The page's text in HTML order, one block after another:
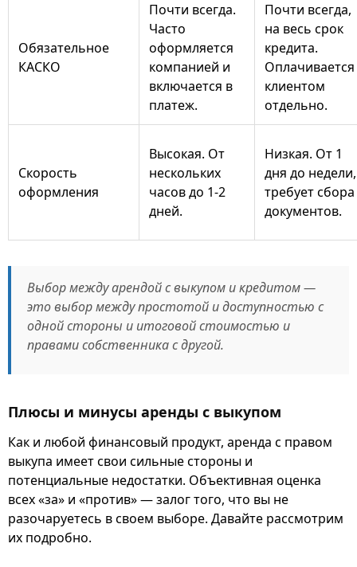
Обязательное
КАСКО
Почти всегда.
Часто
оформляется
компанией и
включается в
платеж.
Почти всегда,
на весь срок
кредита.
Оплачивается
клиентом
отдельно.
Скорость
оформления
Высокая. От
нескольких
часов до 1-2
дней.
Низкая. От 1
дня до недели,
требует сбора
документов.
Выбор между арендой с выкупом и кредитом —
это выбор между простотой и доступностью с
одной стороны и итоговой стоимостью и
правами собственника с другой.
Плюсы и минусы аренды с выкупом
Как и любой финансовый продукт, аренда с правом
выкупа имеет свои сильные стороны и
потенциальные недостатки. Объективная оценка
всех «за» и «против» — залог того, что вы не
разочаруетесь в своем выборе. Давайте рассмотрим
их подробно.